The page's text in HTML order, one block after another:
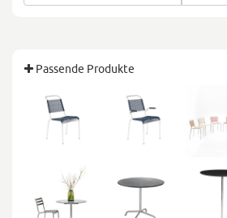
Passende Produkte